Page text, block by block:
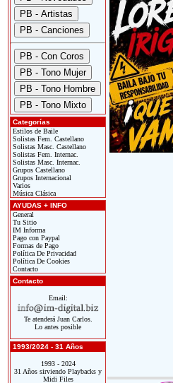
Categorías
Estilos de Baile
Solistas Fem. Castellano
Solistas Masc. Castellano
Solistas Fem. Internac.
Solistas Masc. Internac.
Grupos Castellano
Grupos Internacional
Varios
Música Clásica
AYUDAS + INFO
General
Tu Sitio
IM Informa
Pago con Paypal
Formas de Pago
Política De Privacidad
Política De Cookies
Contacto
Contacto
Email:
Te atenderá Juan Carlos.
Lo antes posible
1993/2024 - 31 Años
1993 - 2024
31 Años sirviendo Playbacks y
Midi Files